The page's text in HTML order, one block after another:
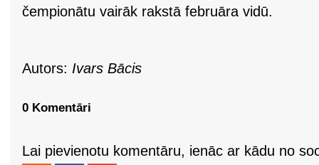
čempionātu vairāk rakstā februāra vidū.
Autors: Ivars Bācis
0 Komentāri
Lai pievienotu komentāru, ienāc ar kādu no